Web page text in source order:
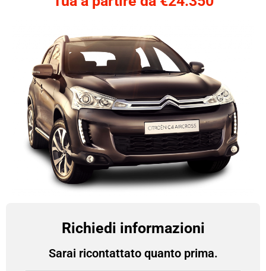
Richiedi informazioni
Sarai ricontattato quanto prima.